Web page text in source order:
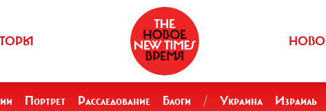
Портрет Расследование Блоги / Украина Израиль